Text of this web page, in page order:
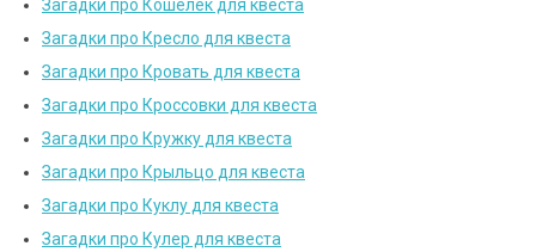
Загадки про Кошелёк для квеста
Загадки про Кресло для квеста
Загадки про Кровать для квеста
Загадки про Кроссовки для квеста
Загадки про Кружку для квеста
Загадки про Крыльцо для квеста
Загадки про Куклу для квеста
Загадки про Кулер для квеста